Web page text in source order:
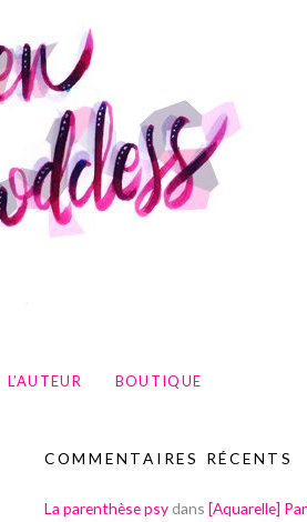
L’AUTEUR BOUTIQUE
COMMENTAIRES RÉCENTS
La parenthèse psy dans [Aquarelle]